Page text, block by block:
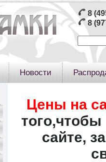
8
8
Новости
Цены на
того,чтобы
сайте,